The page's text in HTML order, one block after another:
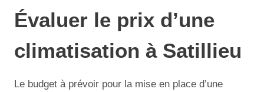
Évaluer le prix d’une
climatisation à Satillieu
Le budget à prévoir pour la mise en place d’une